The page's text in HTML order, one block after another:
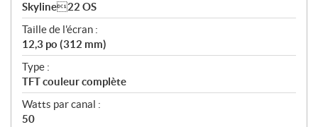
Skyline22 OS
Taille de l'écran :
12,3 po (312 mm)
Type :
TFT couleur complète
Watts par canal :
50